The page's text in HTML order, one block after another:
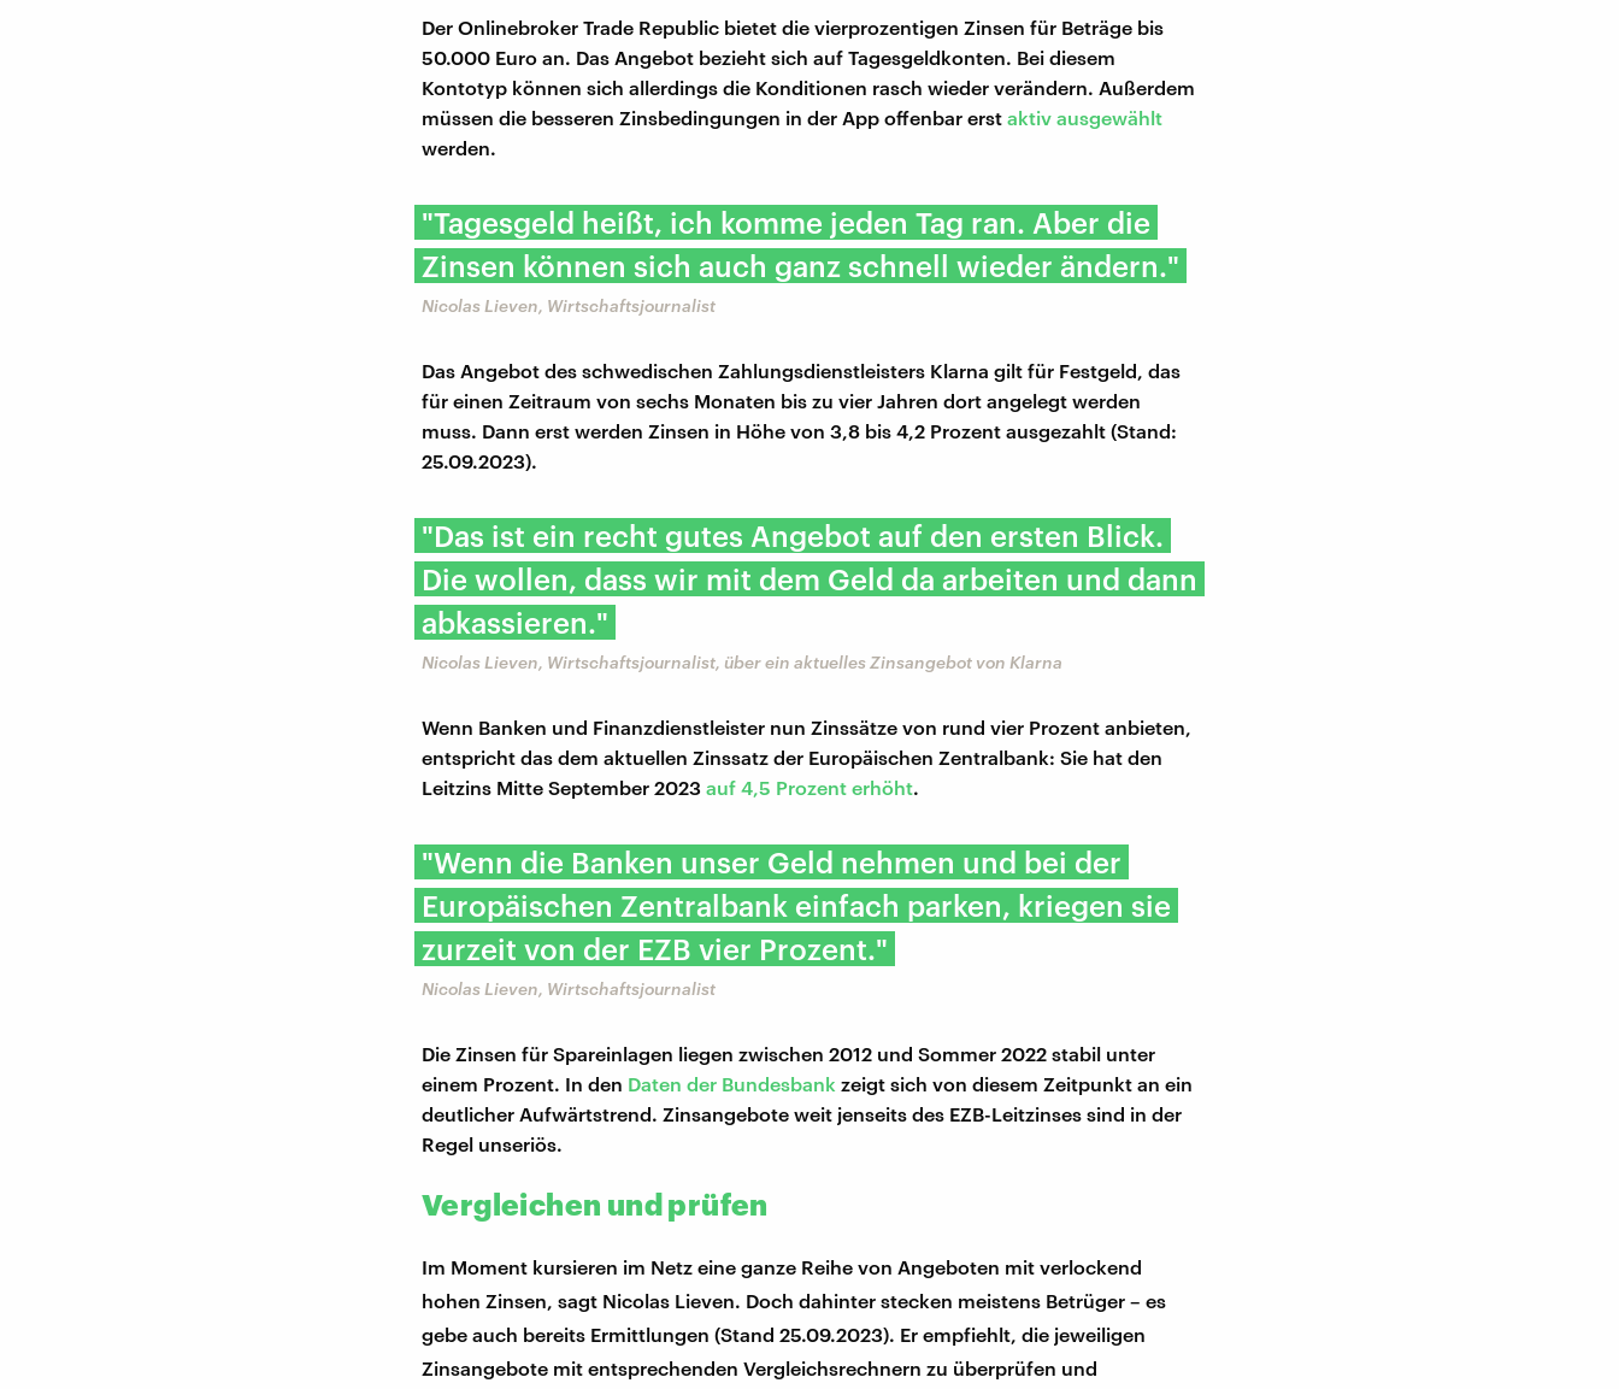
Der Onlinebroker Trade Republic bietet die vierprozentigen Zinsen für Beträge bis
50.000 Euro an. Das Angebot bezieht sich auf Tagesgeldkonten. Bei diesem
Kontotyp können sich allerdings die Konditionen rasch wieder verändern. Außerdem
müssen die besseren Zinsbedingungen in der App offenbar erst aktiv ausgewählt
werden.
"Tagesgeld heißt, ich komme jeden Tag ran. Aber die
Zinsen können sich auch ganz schnell wieder ändern."
Nicolas Lieven, Wirtschaftsjournalist
Das Angebot des schwedischen Zahlungsdienstleisters Klarna gilt für Festgeld, das
für einen Zeitraum von sechs Monaten bis zu vier Jahren dort angelegt werden
muss. Dann erst werden Zinsen in Höhe von 3,8 bis 4,2 Prozent ausgezahlt (Stand:
25.09.2023).
"Das ist ein recht gutes Angebot auf den ersten Blick.
Die wollen, dass wir mit dem Geld da arbeiten und dann
abkassieren."
Nicolas Lieven, Wirtschaftsjournalist, über ein aktuelles Zinsangebot von Klarna
Wenn Banken und Finanzdienstleister nun Zinssätze von rund vier Prozent anbieten,
entspricht das dem aktuellen Zinssatz der Europäischen Zentralbank: Sie hat den
Leitzins Mitte September 2023 auf 4,5 Prozent erhöht.
"Wenn die Banken unser Geld nehmen und bei der
Europäischen Zentralbank einfach parken, kriegen sie
zurzeit von der EZB vier Prozent."
Nicolas Lieven, Wirtschaftsjournalist
Die Zinsen für Spareinlagen liegen zwischen 2012 und Sommer 2022 stabil unter
einem Prozent. In den Daten der Bundesbank zeigt sich von diesem Zeitpunkt an ein
deutlicher Aufwärtstrend. Zinsangebote weit jenseits des EZB-Leitzinses sind in der
Regel unseriös.
Vergleichen und prüfen
Im Moment kursieren im Netz eine ganze Reihe von Angeboten mit verlockend
hohen Zinsen, sagt Nicolas Lieven. Doch dahinter stecken meistens Betrüger – es
gebe auch bereits Ermittlungen (Stand 25.09.2023). Er empfiehlt, die jeweiligen
Zinsangebote mit entsprechenden Vergleichsrechnern zu überprüfen und